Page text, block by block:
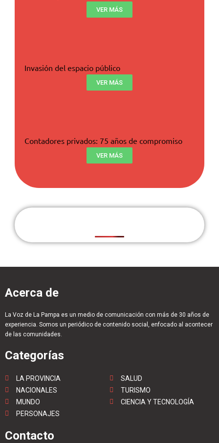
VER MÁS
Invasión del espacio público
VER MÁS
Contadores privados: 75 años de compromiso
VER MÁS
Acerca de
La Voz de La Pampa es un medio de comunicación con más de 30 años de
experiencia. Somos un periódico de contenido social, enfocado al acontecer
de las comunidades.
Categorías
LA PROVINCIA
NACIONALES
MUNDO
PERSONAJES
SALUD
TURISMO
CIENCIA Y TECNOLOGÍA
Contacto